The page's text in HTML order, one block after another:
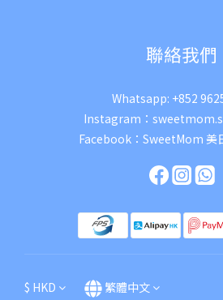
聯絡我們
Whatsapp: +852
Instagram：
Facebook： SweetMom 美
$ HKD 繁體中文